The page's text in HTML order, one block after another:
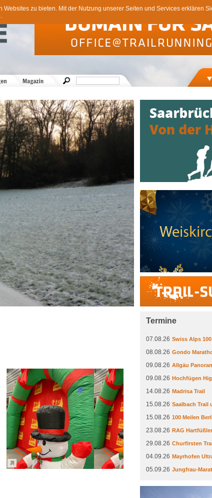
zu bieten. Mit der Nutzung unserer Seiten und Services erklären
.
Termine
07.08.26 Swiss Alps
08.08.26 Gondo
09.08.26 Allgäu
09.08.26 Hochfügen
14.08.26 Madrisa Trail
15.08.26 Saalbach Trail
15.08.26 100 Meilen
23.08.26 RAG
29.08.26 Churfirsten
04.09.26 Mayrhofen
05.09.26 Jungfrau-